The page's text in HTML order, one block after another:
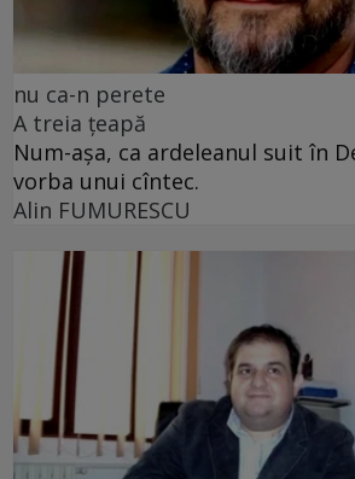
nu ca-n perete
A treia țeapă
Num-așa, ca ardeleanul suit în
vorba unui cîntec.
Alin FUMURESCU